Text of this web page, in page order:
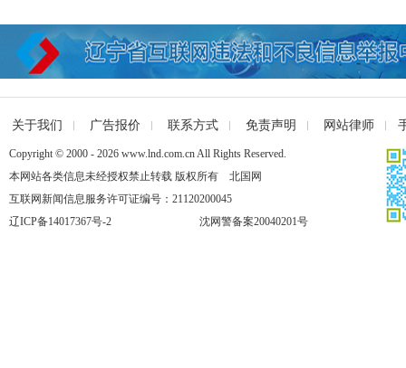
关于我们 广告报价 联系方式 免责声明 网站律师
Copyright © 2000 - 2026 www.lnd.com.cn All Rights Reserved.
本网站各类信息未经授权禁止转载 版权所有 北国网
互联网新闻信息服务许可证编号：21120200045
辽ICP备14017367号-2
沈网警备案20040201号